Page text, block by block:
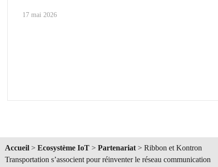
17 mai 2026
Accueil > Ecosystème IoT > Partenariat > Ribbon et Kontron
Transportation s’associent pour réinventer le réseau communication